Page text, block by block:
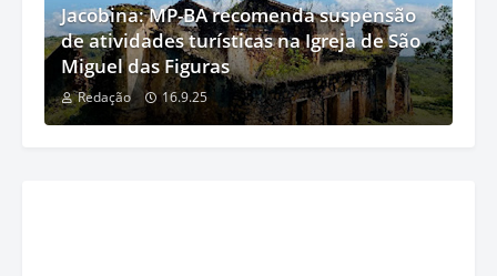
Jacobina: MP-BA recomenda suspensão
de atividades turísticas na Igreja de São
Miguel das Figuras
Redação 16.9.25